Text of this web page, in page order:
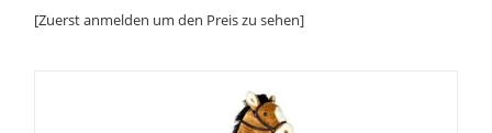
[Zuerst anmelden um den Preis zu sehen]